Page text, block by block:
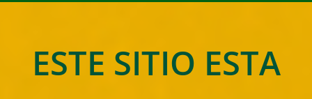
ESTE SITIO ESTA